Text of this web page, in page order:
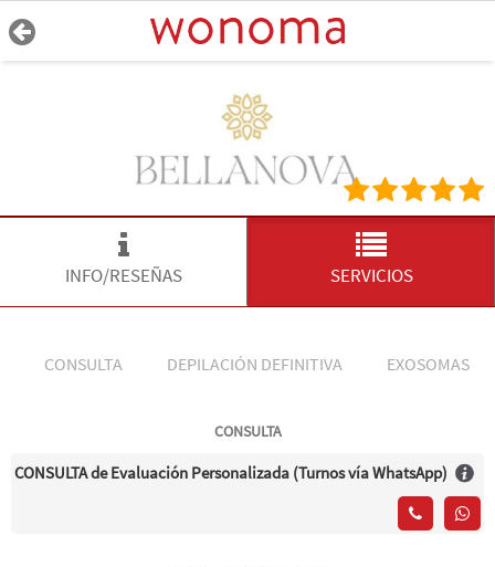
INFO/RESEÑAS SERVICIOS
CONSULTA DEPILACIÓN DEFINITIVA EXOSOMAS
CONSULTA
CONSULTA de Evaluación Personalizada (Turnos vía WhatsApp)